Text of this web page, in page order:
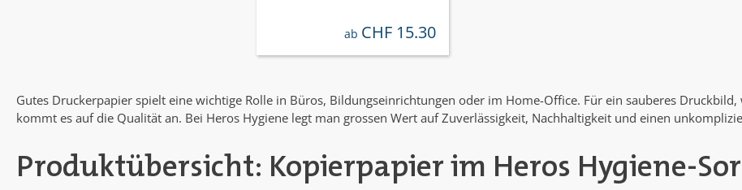
regulärer preis:
ab CHF 15.30
Gutes Druckerpapier spielt eine wichtige Rolle in Büros, Bildungseinrichtungen oder im Home-Office. Für ein sauberes
kommt es auf die Qualität an. Bei Heros Hygiene legt man grossen Wert auf Zuverlässigkeit, Nachhaltigkeit und einen
Produktübersicht: Kopierpapier im Heros Hygiene-